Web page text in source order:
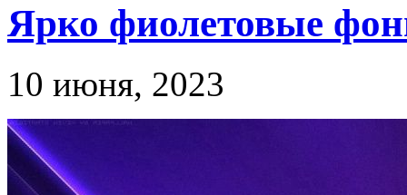
Ярко фиолетовые
10 июня, 2023